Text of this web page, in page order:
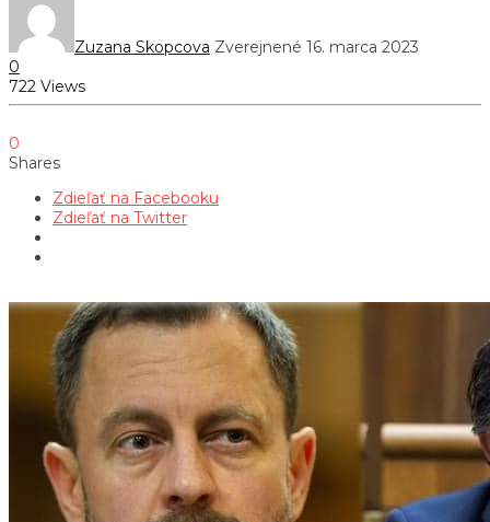
Zuzana Skopcova Zverejnené 16. marca 2023
0
722 Views
0
Shares
Zdieľať na Facebooku
Zdieľať na Twitter